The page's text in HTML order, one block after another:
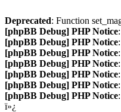
Deprecated: Function
[phpBB Debug] PHP Notice
[phpBB Debug] PHP Notice
[phpBB Debug] PHP Notice
[phpBB Debug] PHP Notice
[phpBB Debug] PHP Notice
[phpBB Debug] PHP Notice
[phpBB Debug] PHP Notice
ï»¿